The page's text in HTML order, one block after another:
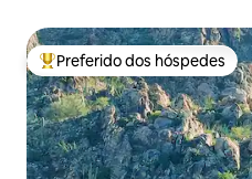
Entre os melhores preferidos
Preferido dos hóspedes